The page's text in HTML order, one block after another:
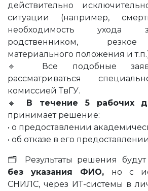
действительно
ситуации (например,
необходимость ухода
родственником,
материального положения и
🔹 Все подобные
рассматриваться
комиссией ТвГУ.
🔹 В течение 5 рабочих
принимает решение:
• о предоставлении
• об отказе в его предоставлении
🗂 Результаты решения будут
без указания ФИО, но с
СНИЛС, через ИТ-системы в